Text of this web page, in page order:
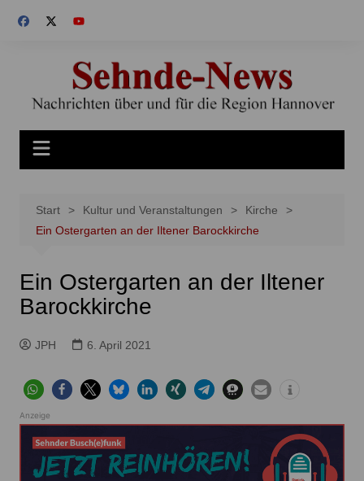
Inhalt
Start Kultur und Veranstaltungen
Kirche
Ein Ostergarten an der Iltener Barockkirche
Ein Ostergarten an der Iltener
Barockkirche
JPH 6. April 2021
Anzeige